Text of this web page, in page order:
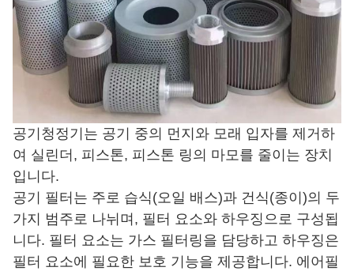
공기청정기는 공기 중의 먼지와 모래 입자를 제거하
여 실린더, 피스톤, 피스톤 링의 마모를 줄이는 장치
입니다.
공기 필터는 주로 습식(오일 배스)과 건식(종이)의 두
가지 범주로 나뉘며, 필터 요소와 하우징으로 구성됩
니다. 필터 요소는 가스 필터링을 담당하고 하우징은
필터 요소에 필요한 보호 기능을 제공합니다. 에어필